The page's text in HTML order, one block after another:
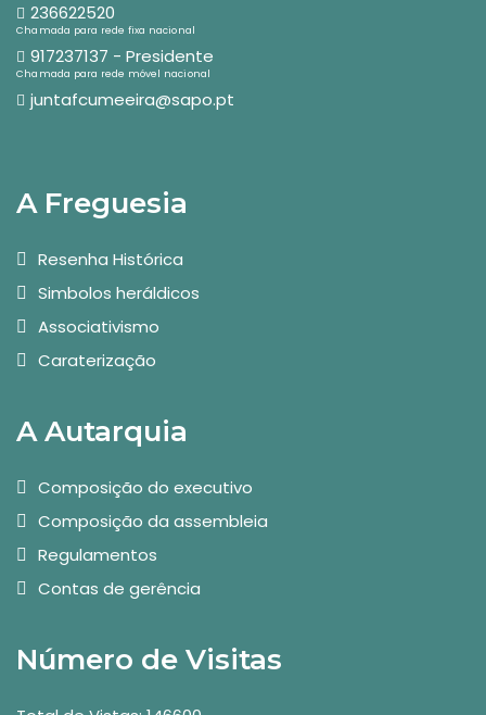
236622520
Chamada para rede fixa nacional
917237137 - Presidente
Chamada para rede móvel nacional
juntafcumeeira@sapo.pt
A Freguesia
Resenha Histórica
Simbolos heráldicos
Associativismo
Caraterização
A Autarquia
Composição do executivo
Composição da assembleia
Regulamentos
Contas de gerência
Número de Visitas